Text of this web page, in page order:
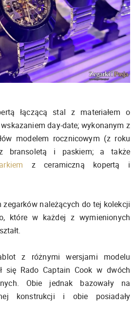
łączącą stal z materiałem o
day-date; wykonanym z
modelem rocznicowym (z roku
bransoletą i paskiem; a także
z ceramiczną kopertą i
zegarków należących do tej kolekcji
które w każdej z wymienionych
z różnymi wersjami modelu
się Rado Captain Cook w dwóch
Obie jednak bazowały na
konstrukcji i obie posiadały